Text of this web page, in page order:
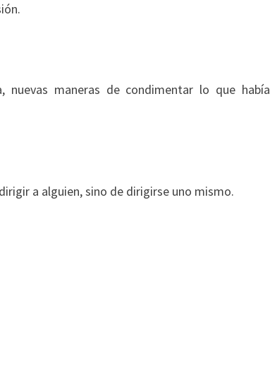
maneras de condimentar lo que había
a alguien, sino de dirigirse uno mismo.